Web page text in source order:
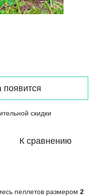
появится
скидки
К сравнению
пеллетов размером 2